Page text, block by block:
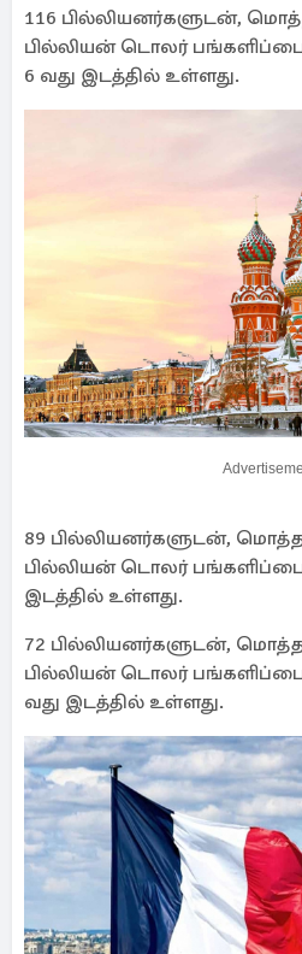
116 பில்லியனர்களுடன்,
பில்லியன் டொலர் பங்களிப்பை
6 வது இடத்தில் உள்ளது.
89 பில்லியனர்களுடன்,
பில்லியன் டொலர்
இடத்தில் உள்ளது.
72 பில்லியனர்களுடன்,
பில்லியன் டொலர்
வது இடத்தில் உள்ளது.